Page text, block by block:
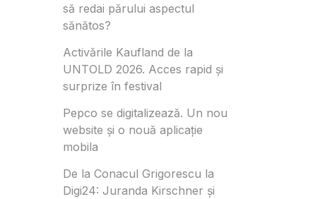
să redai părului aspectul
sănătos?
Activările Kaufland de la
UNTOLD 2026. Acces rapid și
surprize în festival
Pepco se digitalizează. Un nou
website și o nouă aplicație
mobila
De la Conacul Grigorescu la
Digi24: Juranda Kirschner și